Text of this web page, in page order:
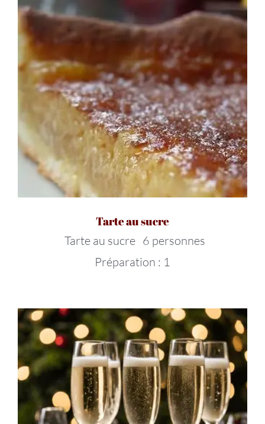
Tarte au sucre
Tarte au sucre 6 personnes
Préparation : 1